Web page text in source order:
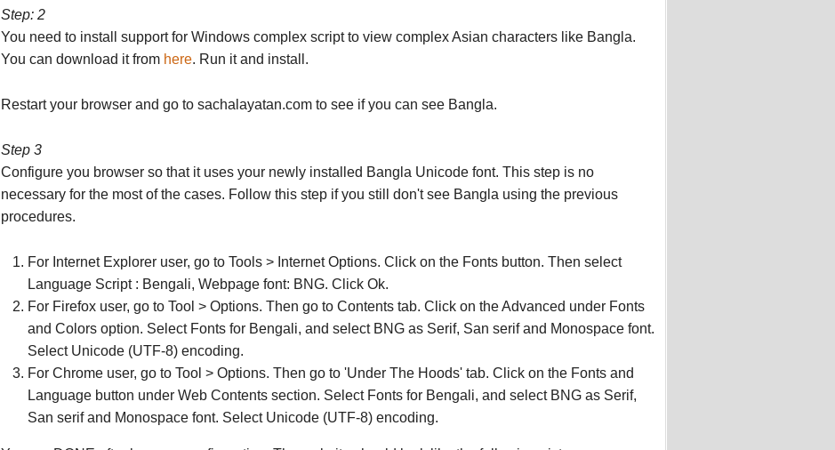
Step: 2
You need to install support for Windows complex script to view complex Asian characters like Bangla.
You can download it from here. Run it and install.
Restart your browser and go to sachalayatan.com to see if you can see Bangla.
Step 3
Configure you browser so that it uses your newly installed Bangla Unicode font. This step is no
necessary for the most of the cases. Follow this step if you still don't see Bangla using the previous
procedures.
For Internet Explorer user, go to Tools > Internet Options. Click on the Fonts button. Then select
Language Script : Bengali, Webpage font: BNG. Click Ok.
For Firefox user, go to Tool > Options. Then go to Contents tab. Click on the Advanced under Fonts
and Colors option. Select Fonts for Bengali, and select BNG as Serif, San serif and Monospace font.
Select Unicode (UTF-8) encoding.
For Chrome user, go to Tool > Options. Then go to 'Under The Hoods' tab. Click on the Fonts and
Language button under Web Contents section. Select Fonts for Bengali, and select BNG as Serif,
San serif and Monospace font. Select Unicode (UTF-8) encoding.